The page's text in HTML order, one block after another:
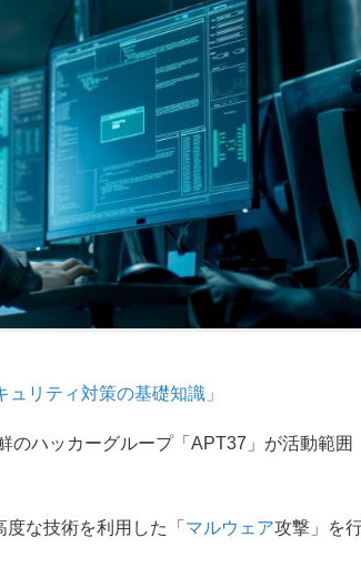
リティ対策の基礎知識」
のハッカーグループ「APT37」が活動範囲
な技術を利用した「 マルウェア攻撃」を